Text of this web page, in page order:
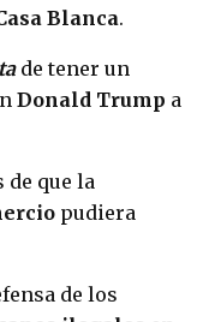
Blanca.
de tener un
Donald Trump a
que la
pudiera
de los